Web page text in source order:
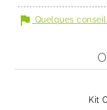
flag Quelques
Kit